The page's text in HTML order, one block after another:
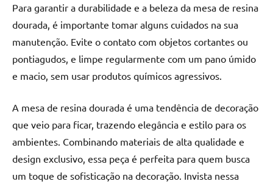
melhores
práticas
e
tendências
para
mesa
resinada
de
alta
qualidade,
Para garantir a durabilidade e a beleza da mesa de resina
dourada, é importante tomar alguns cuidados na sua
manutenção. Evite o contato com objetos cortantes ou
pontiagudos, e limpe regularmente com um pano úmido
e macio, sem usar produtos químicos agressivos.
A mesa de resina dourada é uma tendência de decoração
que veio para ficar, trazendo elegância e estilo para os
ambientes. Combinando materiais de alta qualidade e
design exclusivo, essa peça é perfeita para quem busca
um toque de sofisticação na decoração. Invista nessa